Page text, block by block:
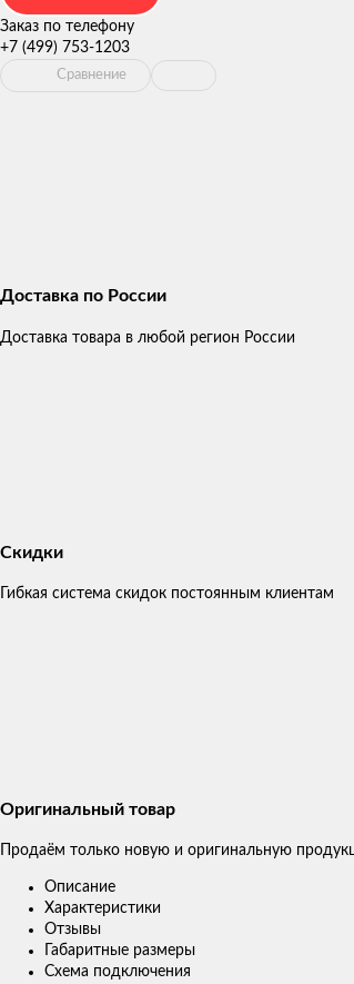
Заказ по телефону
+7 (499) 753-1203
Сравнение
Доставка по России
Доставка товара в любой регион России
Скидки
Гибкая система скидок постоянным клиентам
Оригинальный товар
Продаём только новую и оригинальную
Описание
Характеристики
Отзывы
Габаритные размеры
Схема подключения